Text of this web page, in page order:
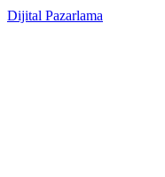
Dijital Pazarlama